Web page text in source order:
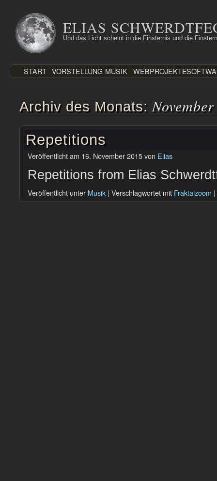
Inhalt
springen
ELIAS
Und das Licht scheint in die Finsternis und die
START VORSTELLUNG MUSIK WEBPROJEKTE
Archiv des Monats:
Repetitions
Veröffentlicht am 16. November 2015von Elias
Repetitions from Elias
Veröffentlicht unter Musik | Verschlagwortet mit Fraktalzoom |